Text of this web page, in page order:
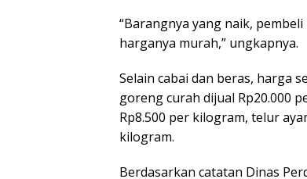
“Barangnya yang naik,
harganya murah,” ungkapnya.
Selain cabai dan beras, harga
goreng curah dijual Rp20.000
Rp8.500 per kilogram, telur
kilogram.
Berdasarkan catatan Dinas